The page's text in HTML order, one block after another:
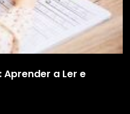
a Ler e